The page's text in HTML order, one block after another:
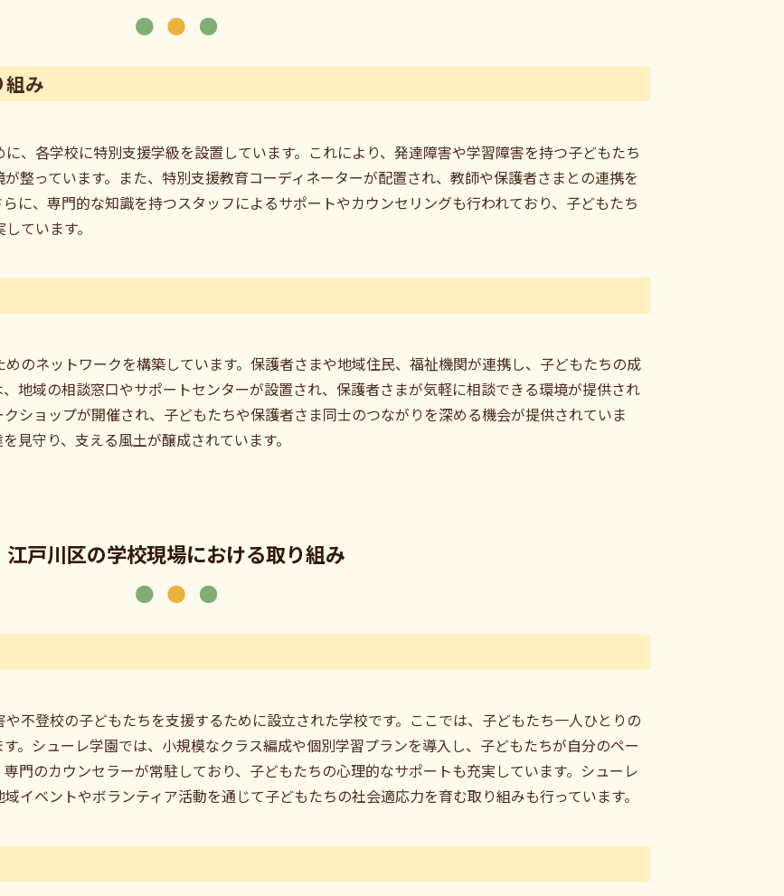
組み
、各学校に特別支援学級を設置しています。これにより、発達障害や学習障害を持つ子どもたち
整っています。また、特別支援教育コーディネーターが配置され、教師や保護者さまとの連携を
に、専門的な知識を持つスタッフによるサポートやカウンセリングも行われており、子どもたち
ています。
のネットワークを構築しています。保護者さまや地域住民、福祉機関が連携し、子どもたちの成
地域の相談窓口やサポートセンターが設置され、保護者さまが気軽に相談できる環境が提供され
ショップが開催され、子どもたちや保護者さま同士のつながりを深める機会が提供されていま
見守り、支える風土が醸成されています。
江戸川区の学校現場における取り組み
不登校の子どもたちを支援するために設立された学校です。ここでは、子どもたち一人ひとりの
。シューレ学園では、小規模なクラス編成や個別学習プランを導入し、子どもたちが自分のペー
門のカウンセラーが常駐しており、子どもたちの心理的なサポートも充実しています。シューレ
イベントやボランティア活動を通じて子どもたちの社会適応力を育む取り組みも行っています。